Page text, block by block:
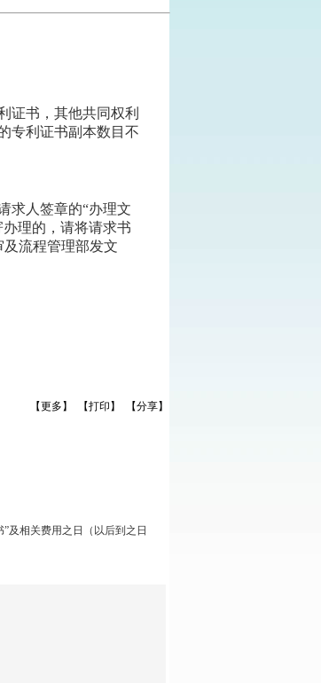
证书，其他共同权利
专利证书副本数目不
求人签章的“办理文
理的，请将请求书
流程管理部发文
【更多】 【打印】
【分享】
及相关费用之日（以后到之日